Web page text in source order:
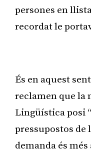
persones en
recordat le
És en aquest
reclamen que la
Lingüística posi
pressupostos de
demanda és